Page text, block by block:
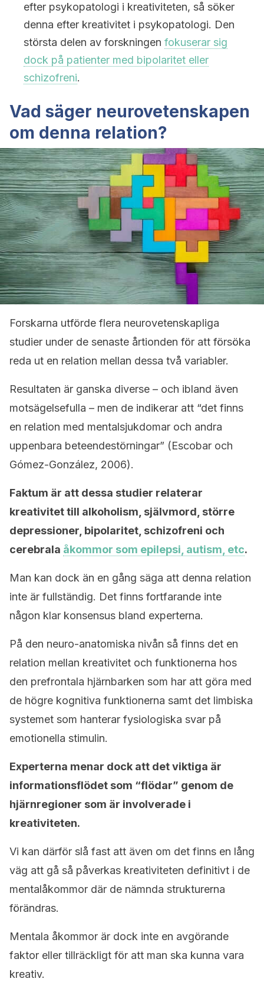
efter psykopatologi i kreativiteten, så söker
denna efter kreativitet i psykopatologi. Den
största delen av forskningen fokuserar sig
dock på patienter med bipolaritet eller
schizofreni.
Vad säger neurovetenskapen
om denna relation?
Forskarna utförde flera neurovetenskapliga
studier under de senaste årtionden för att försöka
reda ut en relation mellan dessa två variabler.
Resultaten är ganska diverse – och ibland även
motsägelsefulla – men de indikerar att “det finns
en relation med mentalsjukdomar och andra
uppenbara beteendestörningar” (Escobar och
Gómez-González, 2006).
Faktum är att dessa studier relaterar
kreativitet till alkoholism, självmord, större
depressioner, bipolaritet, schizofreni och
cerebrala åkommor som epilepsi, autism, etc.
Man kan dock än en gång säga att denna relation
inte är fullständig. Det finns fortfarande inte
någon klar konsensus bland experterna.
På den neuro-anatomiska nivån så finns det en
relation mellan kreativitet och funktionerna hos
den prefrontala hjärnbarken som har att göra med
de högre kognitiva funktionerna samt det limbiska
systemet som hanterar fysiologiska svar på
emotionella stimulin.
Experterna menar dock att det viktiga är
informationsflödet som “flödar” genom de
hjärnregioner som är involverade i
kreativiteten.
Vi kan därför slå fast att även om det finns en lång
väg att gå så påverkas kreativiteten definitivt i de
mentalåkommor där de nämnda strukturerna
förändras.
Mentala åkommor är dock inte en avgörande
faktor eller tillräckligt för att man ska kunna vara
kreativ.